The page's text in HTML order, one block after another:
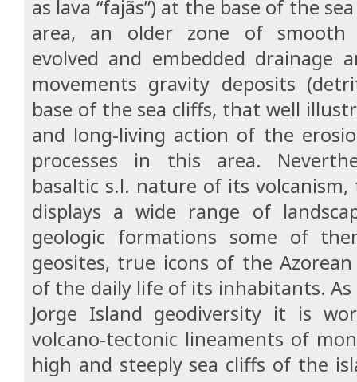
as lava “fajãs”) at the base of the
area, an older zone of smooth
evolved and embedded drainage
movements gravity deposits
base of the sea cliffs, that well
and long-living action of the
processes in this area.
basaltic s.l. nature of its volcanism,
displays a wide range of
geologic formations some of
geosites, true icons of the
of the daily life of its inhabitants. As
Jorge Island geodiversity it is
volcano-tectonic lineaments of
high and steeply sea cliffs of the